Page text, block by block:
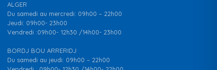
ALGER
Du samedi au mercredi: 09h00 – 22h00
Jeudi: 09h00- 23h00
Vendredi :09h00- 12h30 /14h00- 23h00
BORDJ BOU ARRERIDJ
Du samedi au jeudi: 09h00 – 22h00